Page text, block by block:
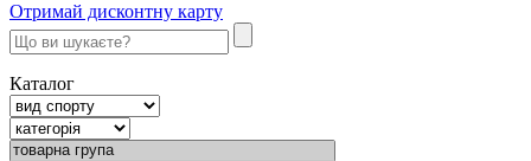
Отримай дисконтну карту
Каталог